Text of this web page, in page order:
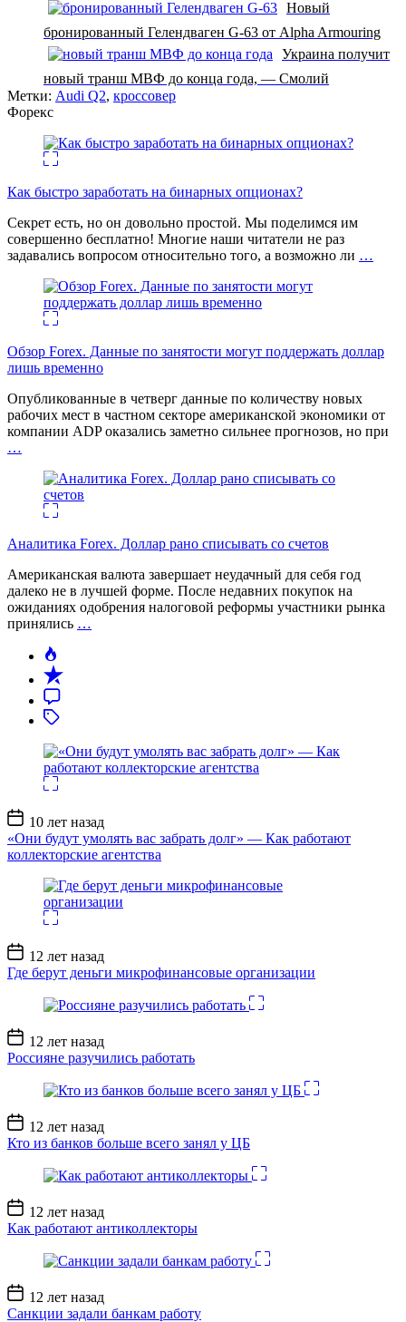
Новый
бронированный Гелендваген G-63 от Alpha Armouring
Украина получит
новый транш МВФ до конца года, — Смолий
Метки: Audi Q2, кроссовер
Форекс
Как быстро заработать на бинарных опционах?
Секрет есть, но он довольно простой. Мы поделимся им
совершенно бесплатно! Многие наши читатели не раз
задавались вопросом относительно того, а возможно ли …
Обзор Forex. Данные по занятости могут поддержать доллар
лишь временно
Опубликованные в четверг данные по количеству новых
рабочих мест в частном секторе американской экономики от
компании ADP оказались заметно сильнее прогнозов, но при
…
Аналитика Forex. Доллар рано списывать со счетов
Американская валюта завершает неудачный для себя год
далеко не в лучшей форме. После недавних покупок на
ожиданиях одобрения налоговой реформы участники рынка
принялись …
Дата
записи
10 лет назад
«Они будут умолять вас забрать долг» — Как работают
коллекторские агентства
Дата
записи
12 лет назад
Где берут деньги микрофинансовые организации
Дата
записи
12 лет назад
Россияне разучились работать
Дата
записи
12 лет назад
Кто из банков больше всего занял у ЦБ
Дата
записи
12 лет назад
Как работают антиколлекторы
Дата
записи
12 лет назад
Санкции задали банкам работу